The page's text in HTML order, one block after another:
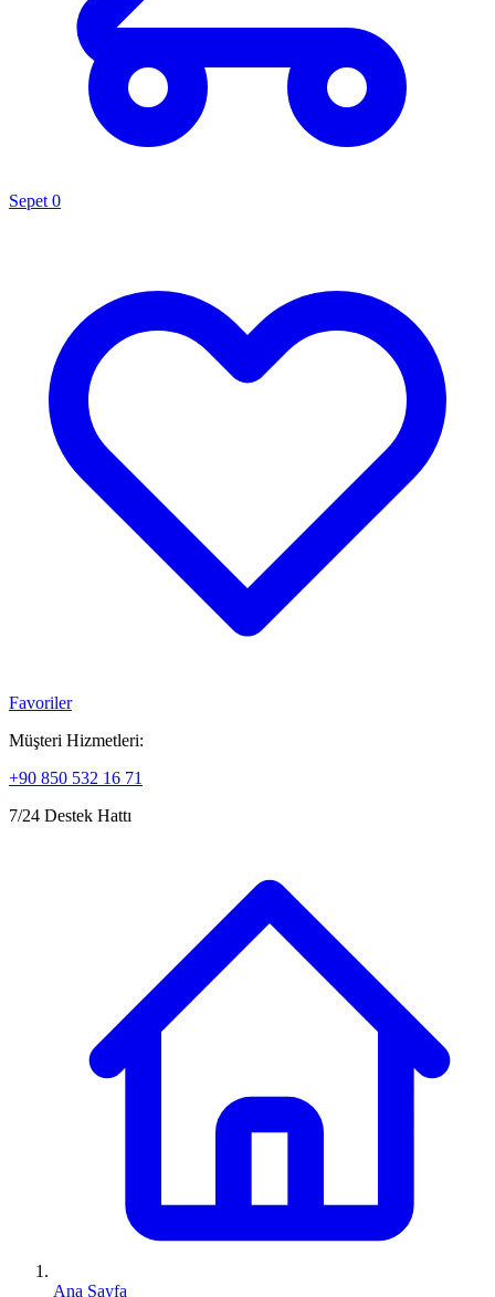
Sepet 0
Favoriler
Müşteri Hizmetleri:
+90 850 532 16 71
7/24 Destek Hattı
Ana Sayfa